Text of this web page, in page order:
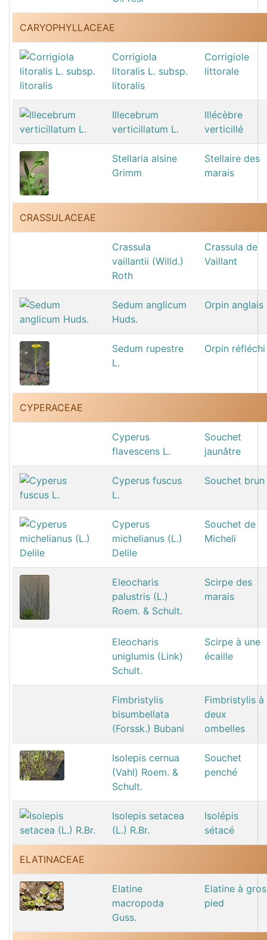
CARYOPHYLLACEAE
Corrigiola
litoralis L. subsp.
litoralis
Corrigiole
littorale
Illecebrum
verticillatum L.
Illécèbre
verticillé
Stellaria alsine
Grimm
Stellaire des
marais
CRASSULACEAE
Crassula
vaillantii (Willd.)
Roth
Crassula de
Vaillant
Sedum anglicum
Huds.
Orpin anglais
Sedum rupestre
L.
Orpin réfléchi
CYPERACEAE
Cyperus
flavescens L.
Souchet
jaunâtre
Cyperus fuscus
L.
Souchet brun
Cyperus
michelianus (L.)
Delile
Souchet de
Micheli
Eleocharis
palustris (L.)
Roem. & Schult.
Scirpe des
marais
Eleocharis
uniglumis (Link)
Schult.
Scirpe à une
écaille
Fimbristylis
bisumbellata
(Forssk.) Bubani
Fimbristylis à
deux
ombelles
Isolepis cernua
(Vahl) Roem. &
Schult.
Souchet
penché
Isolepis setacea
(L.) R.Br.
Isolépis
sétacé
ELATINACEAE
Elatine
macropoda
Guss.
Elatine à gros
pied